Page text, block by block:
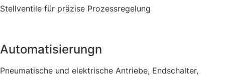
Stellventile für präzise Prozessregelung
Automatisierungn
Pneumatische und elektrische Antriebe, Endschalter,